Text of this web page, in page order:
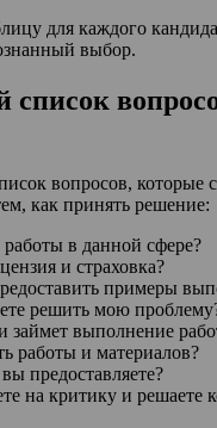
для каждого
выбор.
вопросов, которые
как принять решение:
в данной сфере?
и страховка?
примеры
решить мою
займет выполнение
работы и материалов?
предоставляете?
на критику и решаете